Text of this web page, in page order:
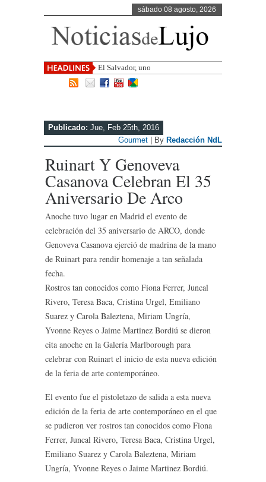
sábado 08 agosto, 2026
El Salvador, uno de los destinos con
mayor
Publicado: Jue, Feb 25th, 2016
Gourmet | By Redacción NdL
Ruinart Y Genoveva
Casanova Celebran El 35
Aniversario De Arco
Anoche tuvo lugar en Madrid el evento de
celebración del 35 aniversario de ARCO, donde
Genoveva Casanova ejerció de madrina de la mano
de Ruinart para rendir homenaje a tan señalada
fecha.
Rostros tan conocidos como Fiona Ferrer, Juncal
Rivero, Teresa Baca, Cristina Urgel, Emiliano
Suarez y Carola Baleztena, Miriam Ungría,
Yvonne Reyes o Jaime Martinez Bordiú se dieron
cita anoche en la Galería Marlborough para
celebrar con Ruinart el inicio de esta nueva edición
de la feria de arte contemporáneo.
El evento fue el pistoletazo de salida a esta nueva
edición de la feria de arte contemporáneo en el que
se pudieron ver rostros tan conocidos como Fiona
Ferrer, Juncal Rivero, Teresa Baca, Cristina Urgel,
Emiliano Suarez y Carola Baleztena, Miriam
Ungría, Yvonne Reyes o Jaime Martinez Bordiú.